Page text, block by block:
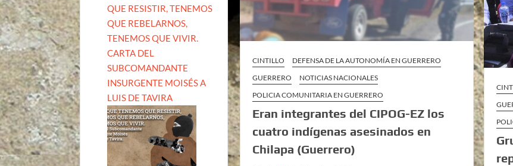
CINTILLO
DEFENSA DE LA AUTONOMÍA EN GUERRERO
GUERRERO
NOTICIAS NACIONALES
POLICIA COMUNITARIA EN GUERRERO
Eran integrantes del CIPOG-EZ los
cuatro indígenas asesinados en
Chilapa (Guerrero)
QUE RESISTIR, TENEMOS
QUE REBELARNOS,
TENEMOS QUE VIVIR.
CARTA DEL
SUBCOMANDANTE
INSURGENTE MOISÉS A
LUIS DE TAVIRA